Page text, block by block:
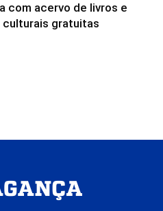
com acervo de livros e
culturais gratuitas